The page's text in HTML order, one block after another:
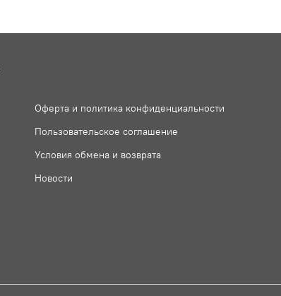
Оферта и политика конфиденциальности
Пользовательское соглашение
Условия обмена и возврата
Новости